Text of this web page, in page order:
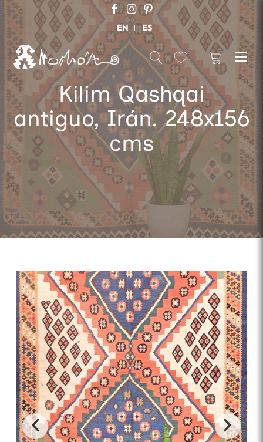
EN ES
Kilim Qashqai
antiguo, Irán. 248x156
cms